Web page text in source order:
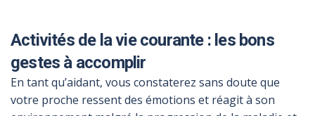
Activités de la vie courante : les bons
gestes à accomplir
En tant qu’aidant, vous constaterez sans doute que
votre proche ressent des émotions et réagit à son